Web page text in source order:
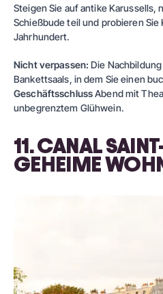
Steigen Sie auf antike Karussells,
Schießbude teil und probieren Sie
Jahrhundert.
Nicht verpassen: Die
Bankettsaals, in dem Sie einen
GeschäftsschlussAbend mit
unbegrenztem Glühwein.
11. CANAL
GEHEIME